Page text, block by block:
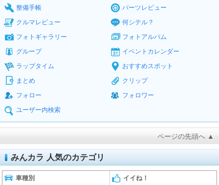
整備手帳
パーツレビュー
クルマレビュー
何シテル？
フォトギャラリー
フォトアルバム
グループ
イベントカレンダー
ラップタイム
おすすめスポット
まとめ
クリップ
フォロー
フォロワー
ユーザー内検索
ページの先頭へ ▲
みんカラ 人気のカテゴリ
車種別 イイね！